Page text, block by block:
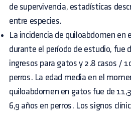
de supervivencia, estadísticas
entre especies.
La incidencia de quiloabdomen
durante el período de estudio, fue
ingresos para gatos y 2.8 casos /
perros. La edad media en el
quiloabdomen en gatos fue de
6,9 años en perros. Los signos